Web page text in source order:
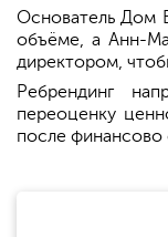
Основатель Дом
объёме, а Анн-
директором,
Ребрендинг
переоценку
после